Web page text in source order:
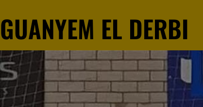
GUANYEM EL DERBI